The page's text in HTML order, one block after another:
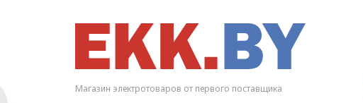
Магазин электротоваров от первого поставщика